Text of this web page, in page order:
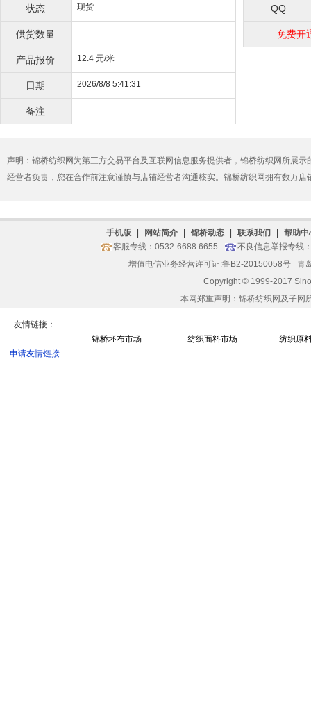
状态 现货
供货数量
产品报价 12.4 元/米
日期 2026/8/8 5:41:31
备注
QQ
免费开
声明：锦桥纺织网为第三方交易平台及互联网信息服务提供者，锦桥纺织网所展
经营者负责，您在合作前注意谨慎与店铺经营者沟通核实。锦桥纺织网拥有数万
手机版 网站简介 锦桥动态 联系我们
帮助中
客服专线：0532-6688 6655
不良信息举报专线
增值电信业务经营许可证:鲁B2-20150058号
青
Copyright © 1999-2017
本网郑重声明：锦桥纺织网及子网
友情链接：
申请友情链接
锦桥坯布市场 纺织面料市场 纺织原